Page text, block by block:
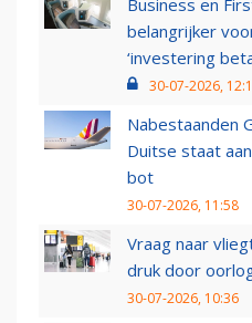
Business en
belangrijker
‘investering
30-07-2026,
Nabestaanden
Duitse staat
bot
30-07-2026, 11:58
Vraag naar
druk door
30-07-2026, 10:36